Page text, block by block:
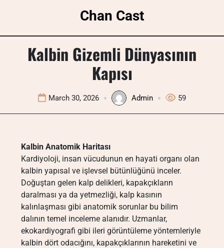
Chan Cast
Kalbin Gizemli Dünyasının
Kapısı
March 30, 2026 Admin 59
Kalbin Anatomik Haritası
Kardiyoloji, insan vücudunun en hayati organı olan
kalbin yapısal ve işlevsel bütünlüğünü inceler.
Doğuştan gelen kalp delikleri, kapakçıkların
daralması ya da yetmezliği, kalp kasının
kalınlaşması gibi anatomik sorunlar bu bilim
dalının temel inceleme alanıdır. Uzmanlar,
ekokardiyografi gibi ileri görüntüleme yöntemleriyle
kalbin dört odacığını, kapakçıklarının hareketini ve